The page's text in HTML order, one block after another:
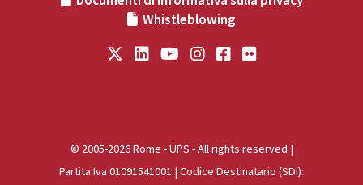
Whistleblowing
© 2005-2026 Rome - UPS - All rights reserved |
Partita Iva 01091541001 | Codice Destinatario (SDI):